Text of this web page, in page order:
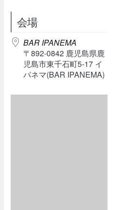
会場
BAR IPANEMA
〒892-0842 鹿児島県鹿
児島市東千石町5-17 イ
パネマ(BAR IPANEMA)